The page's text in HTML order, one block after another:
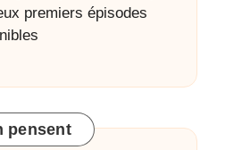
premiers épisodes
pensent